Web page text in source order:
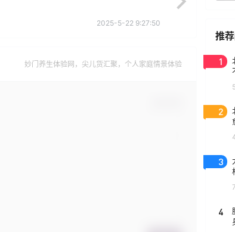
2025-5-22 9:27:50
妙门养生体验网，尖儿货汇聚，个人家庭情景体验
推
1
2
3
4